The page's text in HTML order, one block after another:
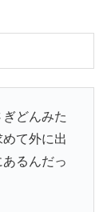
どんみた
て外に出
るんだっ